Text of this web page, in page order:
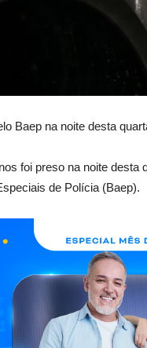
Baep na noite desta
foi preso na noite desta
de Polícia (Baep).